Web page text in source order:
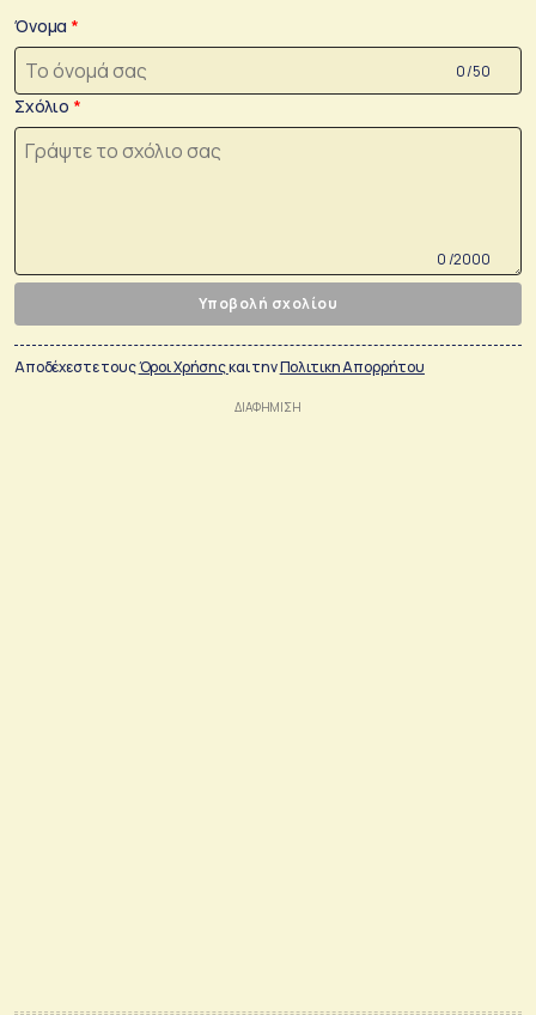
Όνομα
0 /50
Σχόλιο
0 /2000
Υποβολή σχολίου
Αποδέχεστε τουςΌροι Χρήσηςκαι τηνΠολιτικη Απορρήτου